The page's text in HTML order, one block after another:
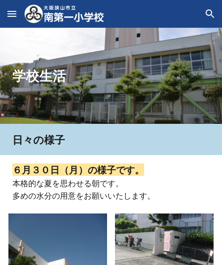
Skip to main content Skip to navigation
学校生活
日々の様子
６月 ３０ 日（月 ）の様子です。
本格的な夏を思わせる朝です。
多めの水分の用意をお願いいたします。